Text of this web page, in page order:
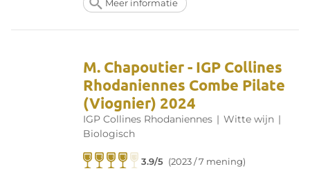
Meer informatie
M. Chapoutier - IGP Collines
Rhodaniennes Combe Pilate
(Viognier) 2024
IGP Collines Rhodaniennes | Witte wijn |
Biologisch
3.9/5 (2023 / 7 mening)